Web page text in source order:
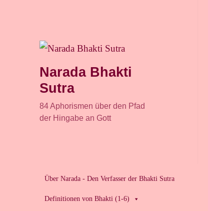
Narada Bhakti
Sutra
84 Aphorismen über den Pfad
der Hingabe an Gott
Über Narada - Den Verfasser der Bhakti Sutra
Definitionen von Bhakti (1-6)